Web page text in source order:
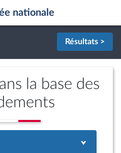
nationale
Résultats >
la base des